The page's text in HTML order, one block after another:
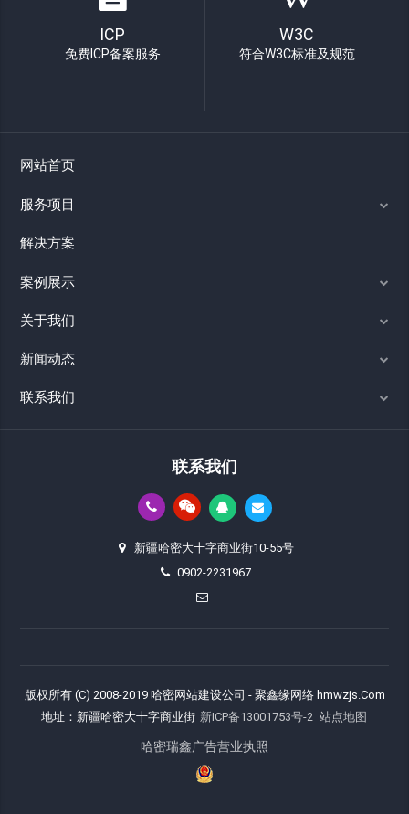
ICP
免费ICP备案服务
W3C
符合W3C标准及规范
网站首页
服务项目
解决方案
案例展示
关于我们
新闻动态
联系我们
联系我们
新疆哈密大十字商业街10-55号
0902-2231967
版权所有 (C) 2008-2019 哈密网站建设公司 - 聚鑫缘网络 hmwzjs.Com
地址：新疆哈密大十字商业街 新ICP备13001753号-2 站点地图
哈密瑞鑫广告营业执照